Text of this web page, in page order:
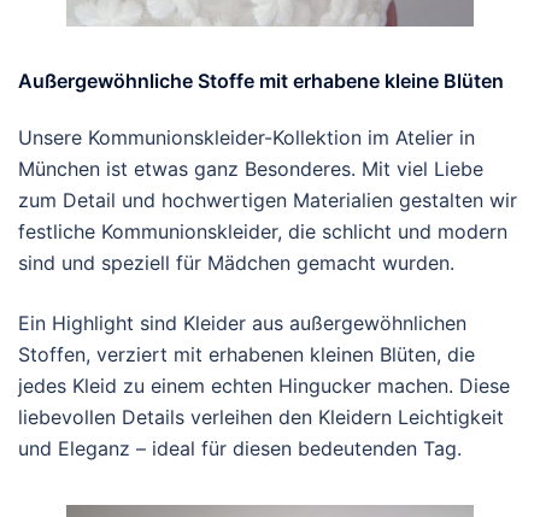
Außergewöhnliche Stoffe mit erhabene kleine Blüten
Unsere Kommunionskleider-Kollektion im Atelier in
München ist etwas ganz Besonderes. Mit viel Liebe
zum Detail und hochwertigen Materialien gestalten wir
festliche Kommunionskleider, die schlicht und modern
sind und speziell für Mädchen gemacht wurden.
Ein Highlight sind Kleider aus außergewöhnlichen
Stoffen, verziert mit erhabenen kleinen Blüten, die
jedes Kleid zu einem echten Hingucker machen. Diese
liebevollen Details verleihen den Kleidern Leichtigkeit
und Eleganz – ideal für diesen bedeutenden Tag.